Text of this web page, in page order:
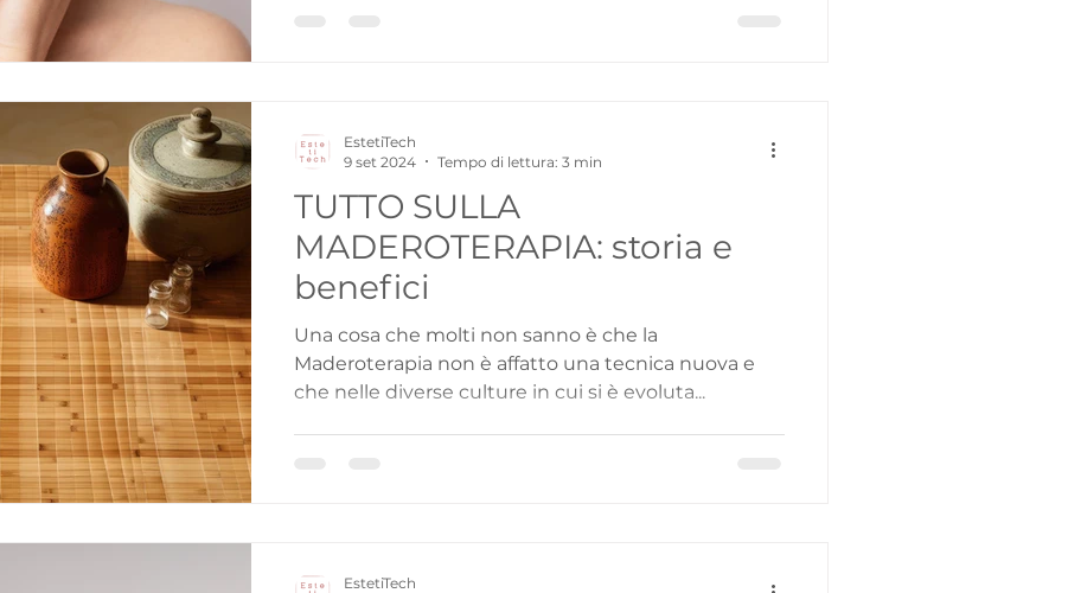
TUTTO SULLA
MADEROTERAPIA: storia e
benefici
Una cosa che molti non sanno è che la
Maderoterapia non è affatto una tecnica nuova e
che nelle diverse culture in cui si è evoluta...
EstetiTech
9 set 2024
Tempo di lettura: 3 min
EstetiTech